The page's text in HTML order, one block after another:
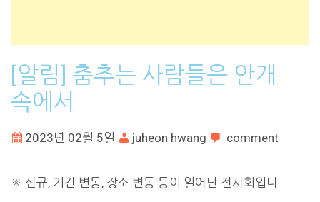
[알림] 춤추는 사람들은 안개
속에서
2023년 02월 5일 juheon hwang comment
※ 신규, 기간 변동, 장소 변동 등이 일어난 전시회입니